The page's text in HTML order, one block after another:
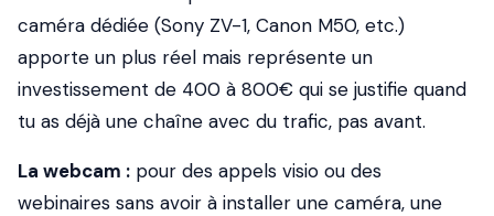
caméra dédiée (Sony ZV-1, Canon M50, etc.)
apporte un plus réel mais représente un
investissement de 400 à 800€ qui se justifie quand
tu as déjà une chaîne avec du trafic, pas avant.
La webcam : pour des appels visio ou des
webinaires sans avoir à installer une caméra, une